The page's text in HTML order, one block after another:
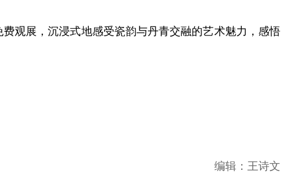
展，沉浸式地感受瓷韵与丹青交融的艺术魅力，感悟
编辑：王诗文